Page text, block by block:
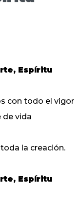
Espíritu
con todo el vigor
de vida
la creación.
Espíritu